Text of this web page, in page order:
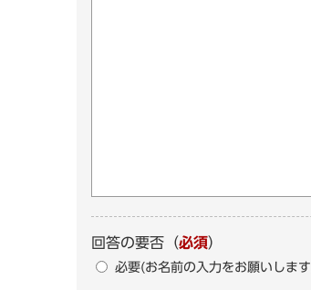
回答の要否 （必須）
必要(お名前の入力をお願いしま